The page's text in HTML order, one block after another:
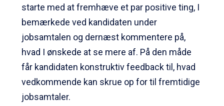
starte med at fremhæve et par positive ting, I
bemærkede ved kandidaten under
jobsamtalen og dernæst kommentere på,
hvad I ønskede at se mere af. På den måde
får kandidaten konstruktiv feedback til, hvad
vedkommende kan skrue op for til fremtidige
jobsamtaler.